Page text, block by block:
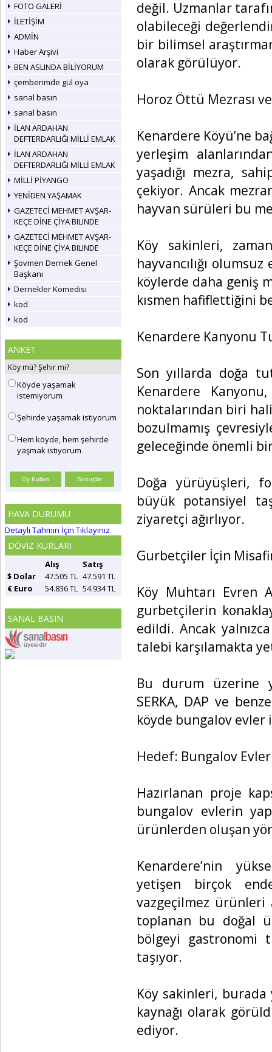
FOTO GALERİ
İLETİŞİM
ADMİN
Haber Arşivi
BEN ASLINDA BİLİYORUM
çemberimde gül oya
sanal basın
sanal basın
İLAN ARDAHAN
DEFTERDARLIĞI MİLLİ EMLAK
İLAN ARDAHAN
DEFTERDARLIĞI MİLLİ EMLAK
MİLLİ PİYANGO
YENİDEN YAŞAMAK
GAZETECİ MEHMET AVŞAR-
KEÇE DİNE ÇİYA BILINDE
GAZETECİ MEHMET AVŞAR-
KEÇE DİNE ÇİYA BILINDE
Şovmen Dernek Genel
Başkanı
Dernekler Komedisi
kod
kod
ANKET
Köy mü? Şehir mi?
Köyde yaşamak
istemiyorum
Şehirde yaşamak istiyorum
Hem köyde, hem şehirde
yaşmak istiyorum
HAVA DURUMU
Detaylı Tahmin İçin Tıklayınız
DÖVIZ KURLARI
Alış
Satış
$ Dolar
47.505 TL 47.591 TL
€ Euro
54.836 TL 54.934 TL
SANAL BASIN
değil. Uzmanlar
olabileceği
bir bilimsel
olarak görülüyor.
Horoz Öttü Mezrası
Kenardere Köyü’ne
yerleşim
yaşadığı mezra,
çekiyor. Ancak
hayvan sürüleri bu
Köy sakinleri,
hayvancılığı
köylerde daha geniş
kısmen hafiflettiğini
Kenardere Kanyonu
Son yıllarda doğa
Kenardere
noktalarından biri
bozulmamış
geleceğinde önemli
Doğa yürüyüşleri,
büyük potansiyel
ziyaretçi ağırlıyor.
Gurbetçiler İçin
Köy Muhtarı Evren
gurbetçilerin
edildi. Ancak
talebi karşılamakta
Bu durum üzerine
SERKA, DAP ve
köyde bungalov evler
Hedef: Bungalov
Hazırlanan proje
bungalov evlerin
ürünlerden oluşan
Kenardere’nin
yetişen birçok
vazgeçilmez ürünleri
toplanan bu doğal
bölgeyi gastronomi
taşıyor.
Köy sakinleri,
kaynağı olarak
ediyor.